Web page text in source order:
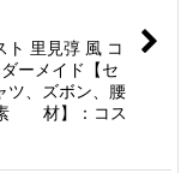
ト 里見弴 風 コ
ーメイド【セ
ツ、ズボン、腰
素 材】：コス